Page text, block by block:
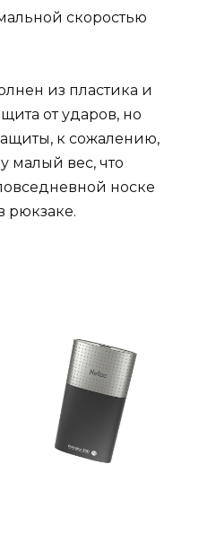
скоростью
из пластика и
от ударов, но
к сожалению,
малый вес, что
носке
рюкзаке.